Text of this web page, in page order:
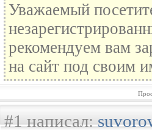
Уважаемый
рекомендуем вам
на сайт под своим
#1 написал: